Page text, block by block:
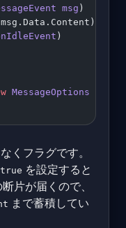
msg )
)
MessageOptions
くフラグです。
を設定すると
片が届くので、
まで蓄積してい